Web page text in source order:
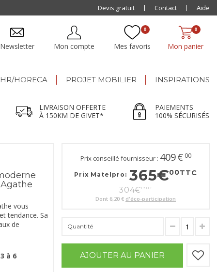
Mon panier
0
Mes favoris
0
Mon compte
Newsletter
HORECA PROJET MOBILIER INSPIRATIONS
LIVRAISON OFFERTE
À 150KM DE GIVET*
PAIEMENTS
100% SÉCURISÉS
vous
tendance. Sa
de
à 6
Prix conseillé fournisseur : 409€ 00
Prix Matelpro: 365€00TTC
304€17 HT
Dont 6,20 € d'éco-participation
Quantité
AJOUTER AU PANIER
Paiement jusqu'à48x
Devis gratuit Contact Aide